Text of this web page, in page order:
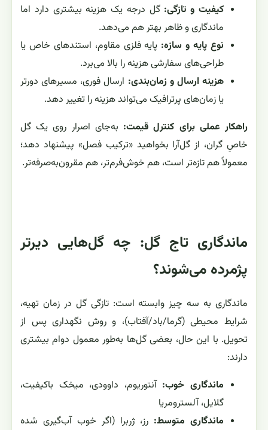
کیفیت و تازگی: گل درجه یک هزینه بیشتری دارد اما
ماندگاری و ظاهر بهتر هم می‌دهد.
نوع پایه و سازه: پایه فلزی مقاوم، استندهای خاص یا
طراحی‌های سفارشی هزینه را بالا می‌برد.
هزینه ارسال و زمان‌بندی: ارسال فوری، مسیرهای دورتر
یا زمان‌های پرترافیک می‌تواند هزینه را تغییر دهد.
راهکار عملی برای کنترل قیمت: به‌جای اصرار روی یک گل
خاصِ گران، از گل‌آرا بخواهید «ترکیب فصل» پیشنهاد دهد؛
معمولاً هم تازه‌تر است، هم خوش‌فرم‌تر، هم مقرون‌به‌صرفه‌تر.
ماندگاری تاج گل: چه گل‌هایی دیرتر
پژمرده می‌شوند؟
ماندگاری به سه چیز وابسته است: تازگی گل در زمان تهیه،
شرایط محیطی (گرما/باد/آفتاب)، و روش نگهداری پس از
تحویل. با این حال، بعضی گل‌ها به‌طور معمول دوام بیشتری
دارند:
ماندگاری خوب: آنتوریوم، داوودی، میخک باکیفیت،
گلایل، آلسترومریا
ماندگاری متوسط: رز، ژربرا (اگر خوب آب‌گیری شده